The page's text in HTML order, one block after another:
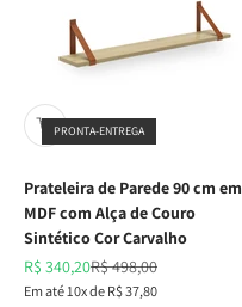
PRONTA-ENTREGA
Prateleira de Parede 90 cm em
MDF com Alça de Couro
Sintético Cor Carvalho
Preço promocional
R$ 340,20Preço normal
R$ 498,00
Em até 10x de R$ 37,80